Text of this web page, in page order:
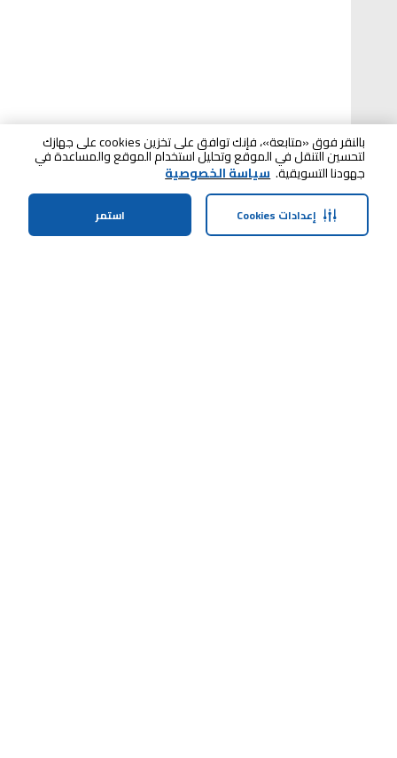
بالنقر فوق «متابعة»، فإنك توافق على تخزين cookies على جهازك
لتحسين التنقل في الموقع وتحليل استخدام الموقع والمساعدة في
جهودنا التسويقية. سياسة الخصوصية
استمر إعدادات Cookies
الصفحة الرئيسية الفئات الملف الشخصي عربة التسوق